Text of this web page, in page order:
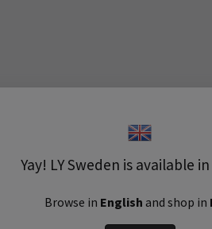
Yay! LY Sweden is available
Browse in English and shop in